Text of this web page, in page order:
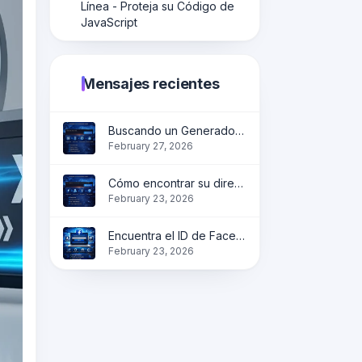
Línea - Proteja su Código de
JavaScript
Mensajes recientes
Buscando un Generador de Códigos QR Fiable?
February 27, 2026
Cómo encontrar su dirección IP en línea de forma instantánea?
February 23, 2026
Encuentra el ID de Facebook en línea | Obtén la identificación del perfil, página y grupo instantáneamente
February 23, 2026